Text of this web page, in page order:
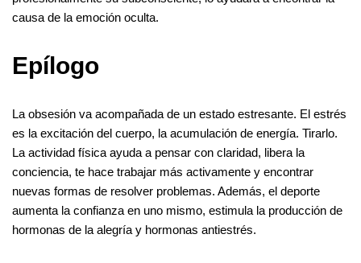
causa de la emoción oculta.
Epílogo
La obsesión va acompañada de un estado estresante. El estrés
es la excitación del cuerpo, la acumulación de energía. Tirarlo.
La actividad física ayuda a pensar con claridad, libera la
conciencia, te hace trabajar más activamente y encontrar
nuevas formas de resolver problemas. Además, el deporte
aumenta la confianza en uno mismo, estimula la producción de
hormonas de la alegría y hormonas antiestrés.